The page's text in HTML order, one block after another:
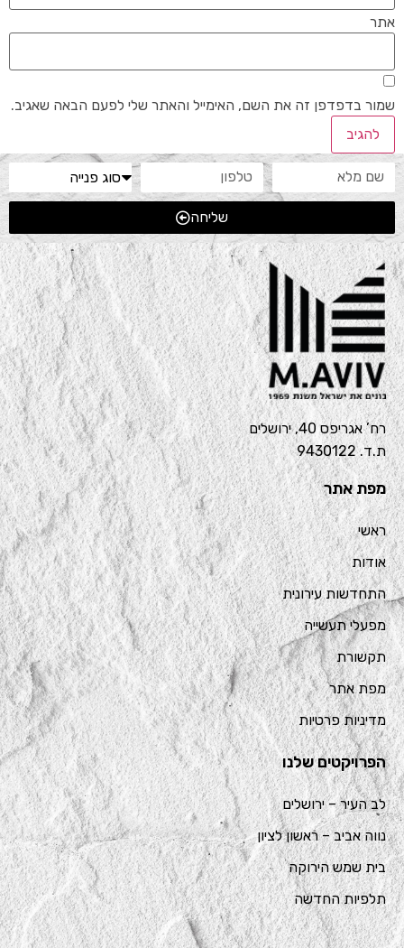
אתר
שמור בדפדפן זה את השם, האימייל והאתר שלי לפעם הבאה שאגיב.
שליחה
רח’ אגריפס 40, ירושלים
ת.ד. 9430122
מפת אתר
ראשי
אודות
התחדשות עירונית
מפעלי תעשייה
תקשורת
מפת אתר
מדיניות פרטיות
הפרויקטים שלנו
לב העיר – ירושלים
נווה אביב – ראשון לציון
בית שמש הירוקה
תלפיות החדשה